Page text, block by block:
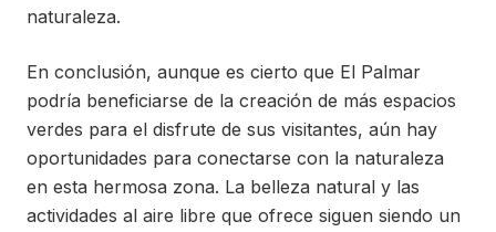
naturaleza.
En conclusión, aunque es cierto que El Palmar
podría beneficiarse de la creación de más espacios
verdes para el disfrute de sus visitantes, aún hay
oportunidades para conectarse con la naturaleza
en esta hermosa zona. La belleza natural y las
actividades al aire libre que ofrece siguen siendo un